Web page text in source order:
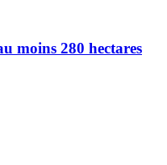
moins 280 hectares